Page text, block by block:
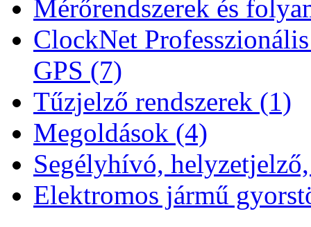
Mérőrendszerek és
ClockNet
GPS (7)
Tűzjelző rendszerek (1)
Megoldások (4)
Segélyhívó,
Elektromos jármű